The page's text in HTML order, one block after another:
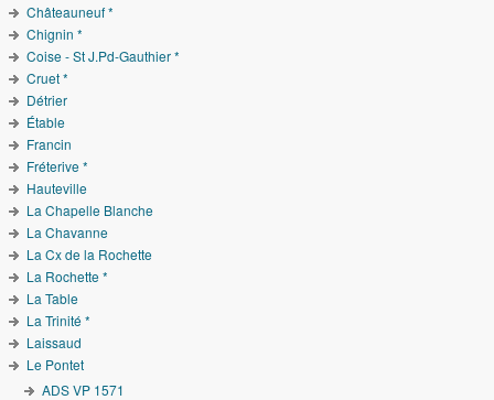
Châteauneuf *
Chignin *
Coise - St J.Pd-Gauthier *
Cruet *
Détrier
Étable
Francin
Fréterive *
Hauteville
La Chapelle Blanche
La Chavanne
La Cx de la Rochette
La Rochette *
La Table
La Trinité *
Laissaud
Le Pontet
ADS VP 1571